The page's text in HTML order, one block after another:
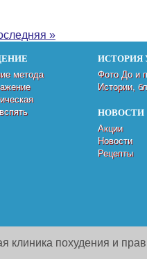
»
метода
ИСТОРИЯ
Фото До и
Истории,
НОВОСТИ
Акции
Новости
Рецепты
клиника похудения и